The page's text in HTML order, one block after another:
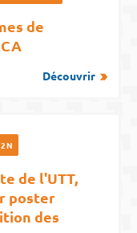
de
Découvrir
de l'UTT,
poster
des